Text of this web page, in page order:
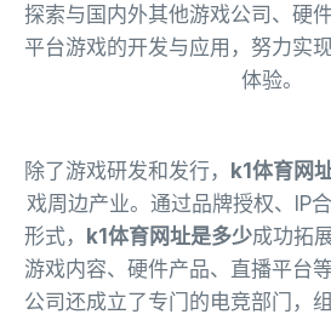
探索与国内外其他游戏公司、硬
平台游戏的开发与应用，努力实
体验。
除了游戏研发和发行， k1体育网
戏周边产业。通过品牌授权、IP
形式， k1体育网址是多少成功拓
游戏内容、硬件产品、直播平台
公司还成立了专门的电竞部门，